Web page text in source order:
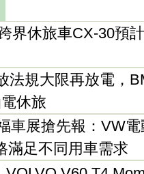
界休旅車CX-30預
法規大限再放電，
休旅
車展搶先報：VW
滿足不同用車需求